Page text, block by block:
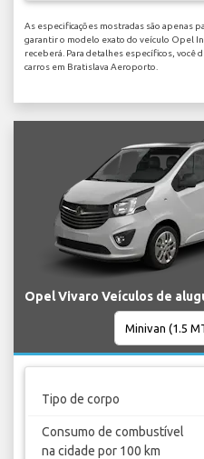
As especificações mostradas são apenas
garantir o modelo exato do veículo Opel
receberá. Para detalhes específicos, você
carros em Bratislava Aeroporto.
Opel Vivaro Veículos de
Tipo de corpo
Consumo de combustível
na cidade por 100 km